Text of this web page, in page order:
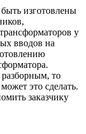
изготовлены
у
вводов на
разборным, то
это сделать.
заказчику